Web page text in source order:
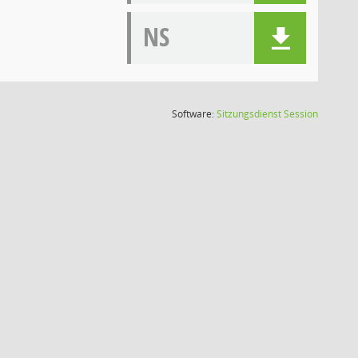
NS
Software:SitzungsdienstSession(Wird in